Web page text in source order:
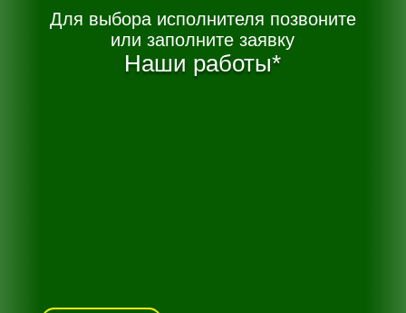
Для выбора исполнителя позвоните
или заполните заявку
Наши работы*